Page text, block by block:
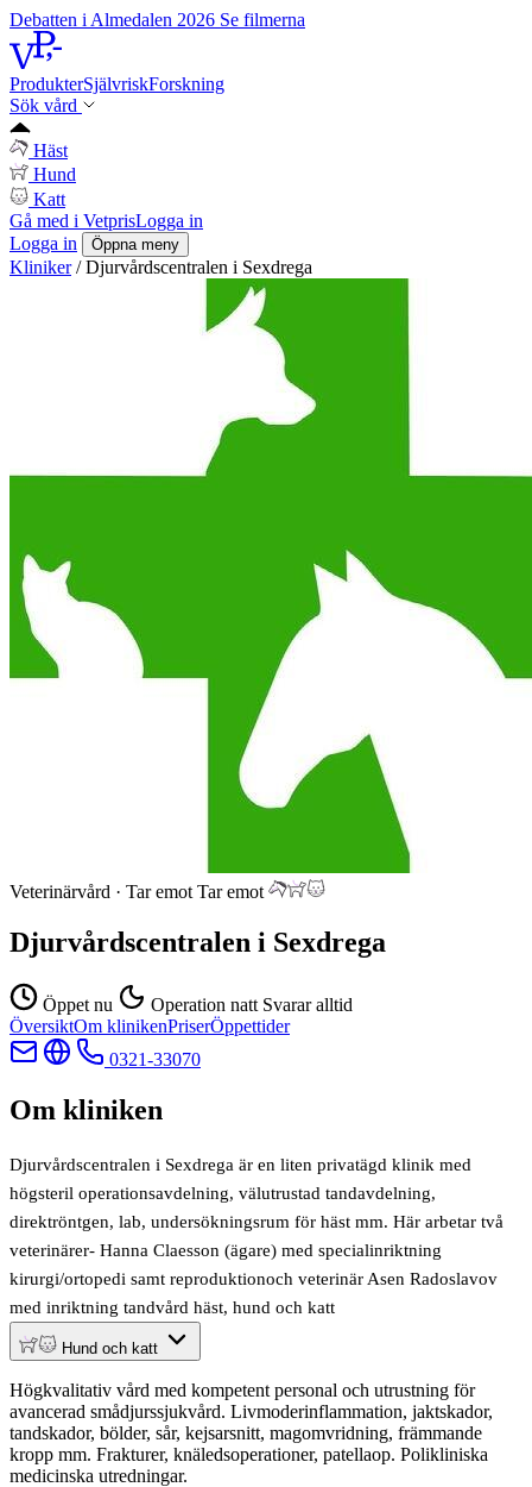
Debatten i Almedalen 2026 Se filmerna
ProdukterSjälvriskForskning
Sök vård
Häst
Hund
Katt
Gå med i VetprisLogga in
Logga in
Öppna meny
Kliniker / Djurvårdscentralen i Sexdrega
Veterinärvård · Tar emot Tar emot
Djurvårdscentralen i Sexdrega
Öppet nu Operation natt Svarar alltid
ÖversiktOm klinikenPriserÖppettider
0321-33070
Om kliniken
Djurvårdscentralen i Sexdrega är en liten privatägd klinik med
högsteril operationsavdelning, välutrustad tandavdelning,
direktröntgen, lab, undersökningsrum för häst mm. Här arbetar två
veterinärer- Hanna Claesson (ägare) med specialinriktning
kirurgi/ortopedi samt reproduktionoch veterinär Asen Radoslavov
med inriktning tandvård häst, hund och katt
Hund och katt
Högkvalitativ vård med kompetent personal och utrustning för
avancerad smådjurssjukvård. Livmoderinflammation, jaktskador,
tandskador, bölder, sår, kejsarsnitt, magomvridning, främmande
kropp mm. Frakturer, knäledsoperationer, patellaop. Polikliniska
medicinska utredningar.